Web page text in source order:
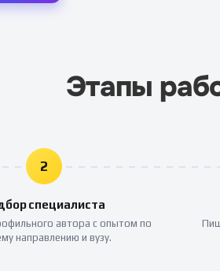
Этапы
2
специалиста
автора с опытом по
направлению и вузу.